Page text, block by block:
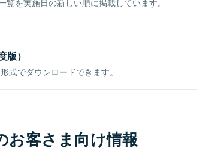
を実施日の新しい順に掲載しています。
）
式でダウンロードできます。
お客さま向け情報